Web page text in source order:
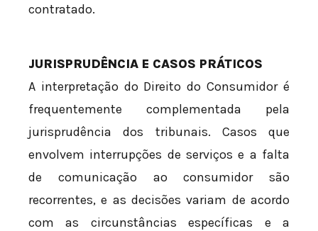
contratado.
JURISPRUDÊNCIA E CASOS PRÁTICOS
A interpretação do Direito do Consumidor é
frequentemente complementada pela
jurisprudência dos tribunais. Casos que
envolvem interrupções de serviços e a falta
de comunicação ao consumidor são
recorrentes, e as decisões variam de acordo
com as circunstâncias específicas e a